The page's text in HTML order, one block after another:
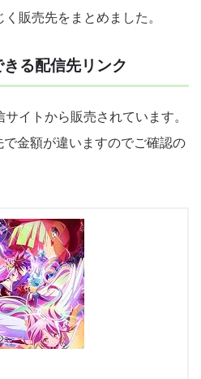
販売先をまとめました。
る配信先リンク
イトから販売されています。
金額が違いますのでご確認の